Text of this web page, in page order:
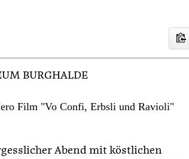
BURGHALDE
Film "Vo Confi, Erbsli und Ravioli"
Abend mit köstlichen